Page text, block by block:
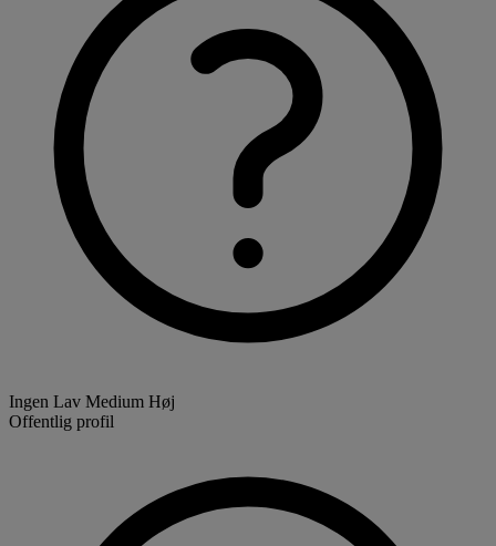
Ingen Lav Medium Høj
Offentlig profil